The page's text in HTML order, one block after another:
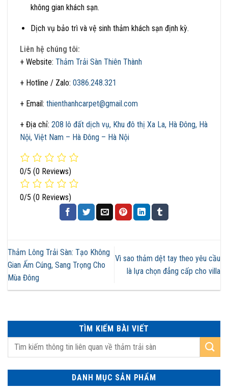
TÌM KIẾM BÀI VIẾT
DANH MỤC SẢN PHẨM
không gian khách sạn.
Dịch vụ bảo trì và vệ sinh thảm khách sạn định kỳ.
Liên hệ chúng tôi:
+ Website: Thảm Trải Sàn Thiên Thành
+ Hotline / Zalo: 0386.248.321
+ Email: thienthanhcarpet@gmail.com
+ Địa chỉ: 208 lô đất dịch vụ, Khu đô thị Xa La, Hà Đông, Hà
Nội, Việt Nam – Hà Đông – Hà Nội
0/5 (0 Reviews)
0/5 (0 Reviews)
Thảm Lông Trải Sàn: Tạo Không
Gian Ấm Cúng, Sang Trọng Cho
Mùa Đông
Vì sao thảm dệt tay theo yêu cầu
là lựa chọn đẳng cấp cho villa